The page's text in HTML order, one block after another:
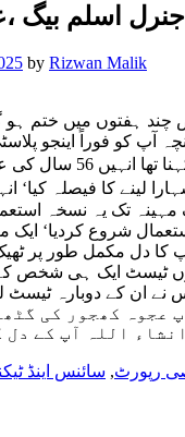
اسلم بیگ
by Rizwan Malik
ہفتوں میں ختم ہو
ہیں چنانچہ آپ کو فوراً
لندن جانے لگے۔تو سابق آرمی چیف
کا فیصلہ کیا‘
تک یہ نسخہ
شروع کردیا‘ ایک
آپ کا دل مکمل
دونوں ٹیسٹ ایک ہی
کے اسی ڈاکٹر کے پاس گئے‘ اس
بہت سادہ ہے‘ آپ عجوہ
اللہ آپ کے دل
رپورٹ, سائنس اینڈ